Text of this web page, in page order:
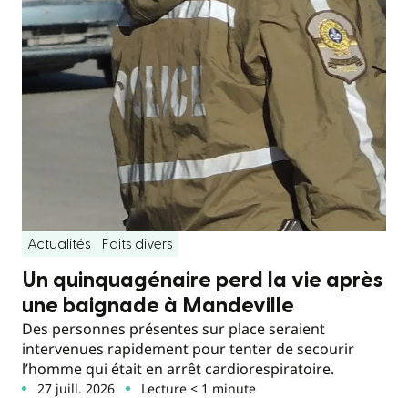
Actualités Faits divers
Un quinquagénaire perd la vie après
une baignade à Mandeville
Des personnes présentes sur place seraient
intervenues rapidement pour tenter de secourir
l’homme qui était en arrêt cardiorespiratoire.
27 juill. 2026 Lecture < 1 minute